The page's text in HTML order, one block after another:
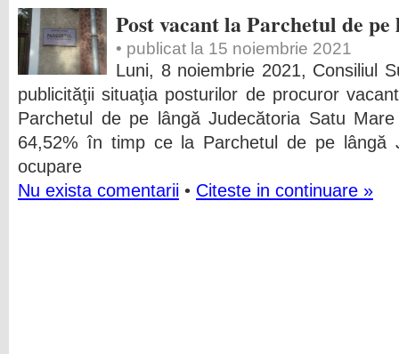
Post vacant la Parchetul de
• publicat la 15 noiembrie 2021
Luni, 8 noiembrie 2021, Consiliul
publicităţii situaţia posturilor de procuror
Parchetul de pe lângă Judecătoria Satu
64,52% în timp ce la Parchetul de pe lângă
ocupare
Nu exista comentarii • Citeste in continuare »